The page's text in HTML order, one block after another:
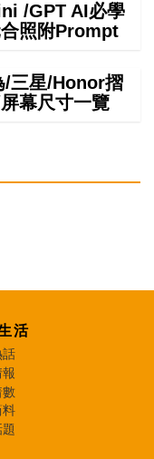
/GPT AI必學
照附Prompt
/三星/Honor摺
幕尺寸一覽
活
話
數
料